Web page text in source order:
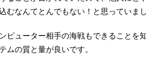
なんてとんでもない！と思っていまし
ピューター相手の海戦もできることを
ムの質と量が良いです。